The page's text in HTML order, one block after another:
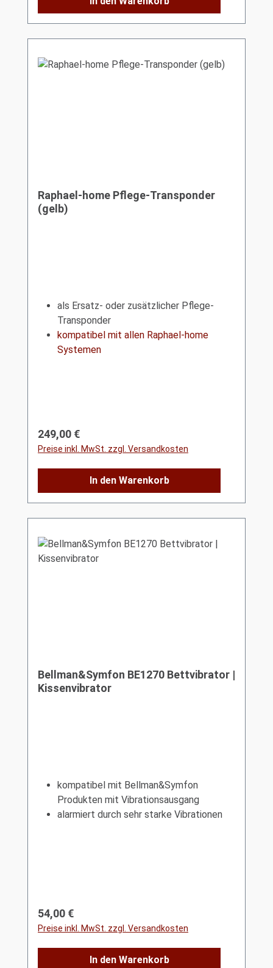
Raphael-home Pflege-Transponder
(gelb)
als Ersatz- oder zusätzlicher Pflege-
Transponder
kompatibel mit allen Raphael-home
Systemen
Regulärer Preis:
249,00 €
Preise inkl. MwSt. zzgl. Versandkosten
In den Warenkorb
Bellman&Symfon BE1270 Bettvibrator |
Kissenvibrator
kompatibel mit Bellman&Symfon
Produkten mit Vibrationsausgang
alarmiert durch sehr starke Vibrationen
Regulärer Preis:
54,00 €
Preise inkl. MwSt. zzgl. Versandkosten
In den Warenkorb